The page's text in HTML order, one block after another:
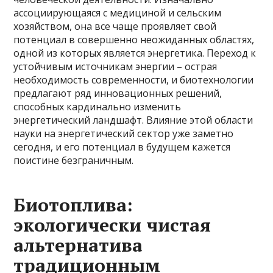
ассоциирующаяся с медициной и сельским
хозяйством, она все чаще проявляет свой
потенциал в совершенно неожиданных областях,
одной из которых является энергетика. Переход к
устойчивым источникам энергии – острая
необходимость современности, и биотехнологии
предлагают ряд инновационных решений,
способных кардинально изменить
энергетический ландшафт. Влияние этой области
науки на энергетический сектор уже заметно
сегодня, и его потенциал в будущем кажется
поистине безграничным.
Биотоплива:
экологически чистая
альтернатива
традиционным